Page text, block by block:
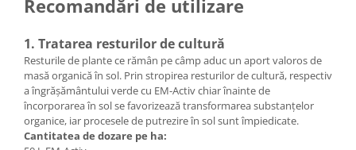
Recomandări de utilizare
1. Tratarea resturilor de cultură
Resturile de plante ce rămân pe câmp aduc un aport valoros de
masă organică în sol. Prin stropirea resturilor de cultură, respectiv
a îngrășământului verde cu EM-Activ chiar înainte de
încorporarea în sol se favorizează transformarea substanțelor
organice, iar procesele de putrezire în sol sunt împiedicate.
Cantitatea de dozare pe ha: